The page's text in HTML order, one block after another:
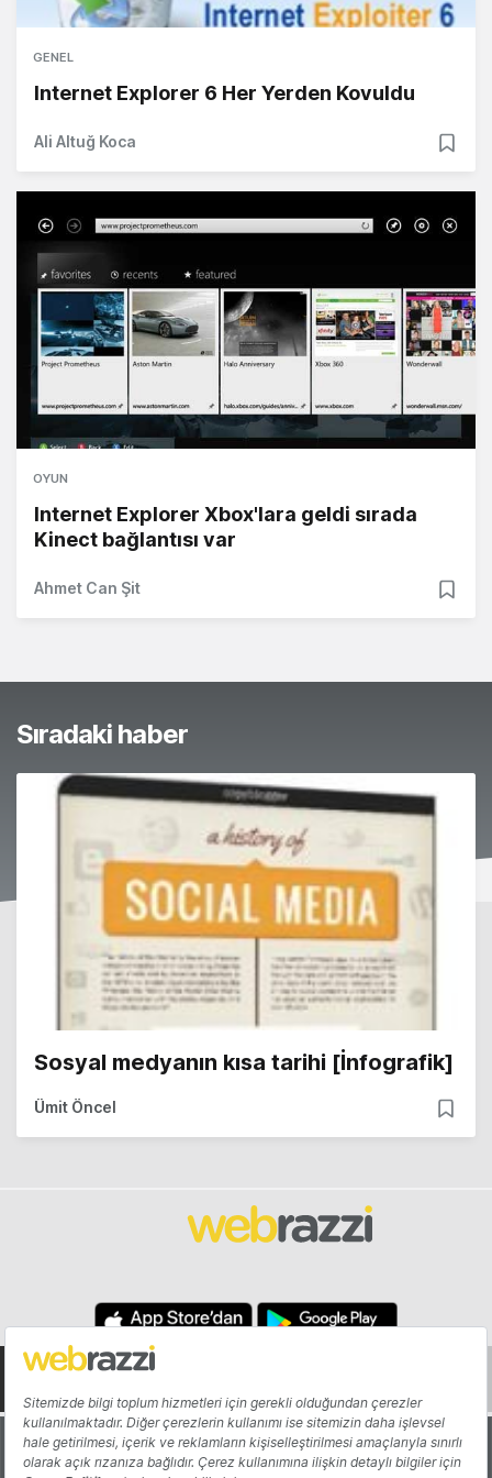
GENEL
Internet Explorer 6 Her Yerden Kovuldu
Ali Altuğ Koca
OYUN
Internet Explorer Xbox'lara geldi sırada
Kinect bağlantısı var
Ahmet Can Şit
Sıradaki haber
Sosyal medyanın kısa tarihi [İnfografik]
Ümit Öncel
Hakkında Yazarlar